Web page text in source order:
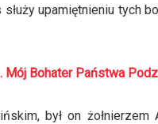
upamiętnieniu tych
Mój Bohater Państwa
był on